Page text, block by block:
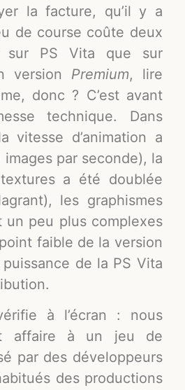
la facture, qu’il y a
de course coûte deux
sur PS Vita que sur
version Premium, lire
donc ? C’est avant
technique. Dans
vitesse d’animation a
par seconde), la
a été doublée
les graphismes
un peu plus complexes
faible de la version
de la PS Vita
à l’écran : nous
affaire à un jeu de
par des développeurs
des productions